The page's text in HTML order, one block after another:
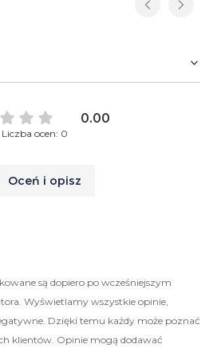
0.00
Liczba ocen: 0
Oceń i opisz
są dopiero po wcześniejszym
Wyświetlamy wszystkie opinie,
Dzięki temu każdy może poznać
klientów. Opinie mogą dodawać